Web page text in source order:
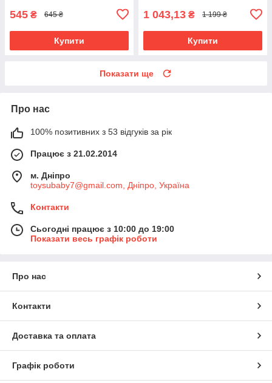
545 ₴ 645 ₴
Купити
1 043,13 ₴ 1 199 ₴
Купити
Показати ще
Про нас
100% позитивних з 53 відгуків за рік
Працює з 21.02.2014
м. Дніпро
toysubaby7@gmail.com, Дніпро, Україна
Контакти
Сьогодні працює з 10:00 до 19:00
Показати весь графік роботи
Про нас
Контакти
Доставка та оплата
Графік роботи